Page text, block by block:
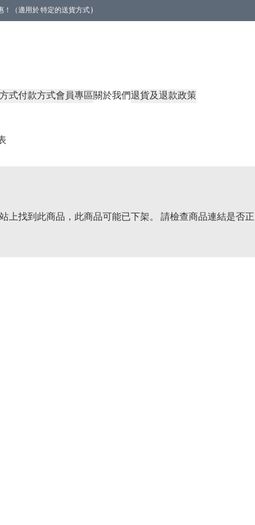
（適用於 特定的送貨方式 )
式付款方式會員專區關於我們退貨及退款政策
上找到此商品，此商品可能已下架。 請檢查商品連結是否正